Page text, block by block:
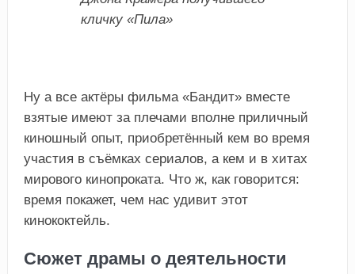
кличку «Пила»
Ну а все актёры фильма «Бандит» вместе
взятые имеют за плечами вполне приличный
киношный опыт, приобретённый кем во время
участия в съёмках сериалов, а кем и в хитах
мирового кинопроката. Что ж, как говорится:
время покажет, чем нас удивит этот
кинококтейль.
Сюжет драмы о деятельности